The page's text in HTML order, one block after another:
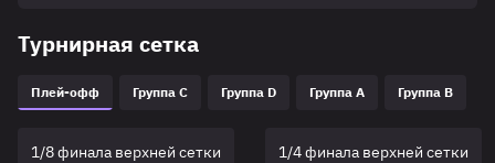
Турнирная сетка
Плей-офф Группа C Группа D Группа A Группа B
1/8 финала верхней сетки 1/4 финала верхней сетки